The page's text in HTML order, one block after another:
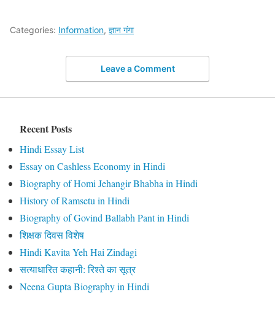
Categories: Information, ज्ञान गंगा
Leave a Comment
Recent Posts
Hindi Essay List
Essay on Cashless Economy in Hindi
Biography of Homi Jehangir Bhabha in Hindi
History of Ramsetu in Hindi
Biography of Govind Ballabh Pant in Hindi
शिक्षक दिवस विशेष
Hindi Kavita Yeh Hai Zindagi
सत्याधारित कहानी: रिश्ते का सूत्र
Neena Gupta Biography in Hindi